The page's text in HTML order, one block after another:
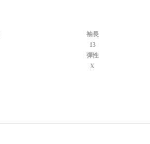
袖長
13
彈性
X